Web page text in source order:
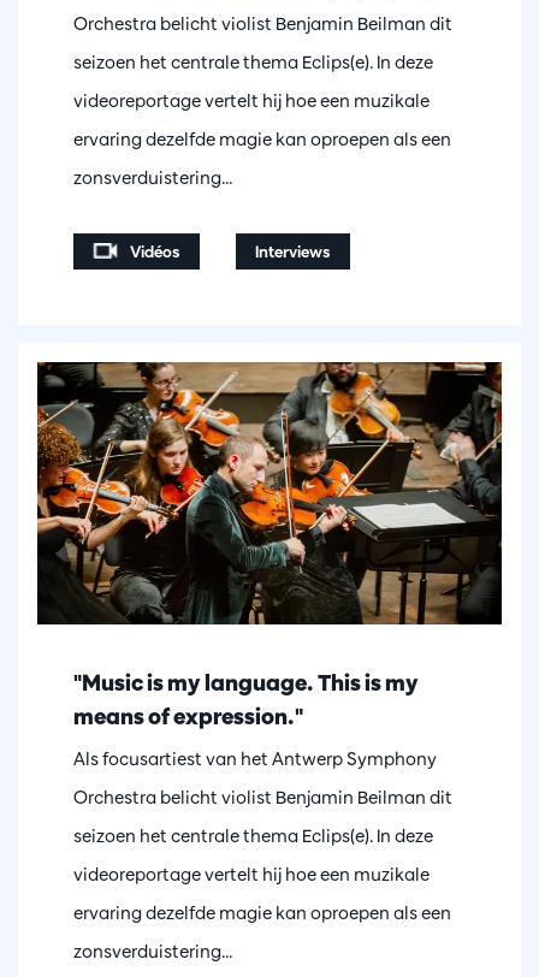
Orchestra belicht violist Benjamin Beilman dit
seizoen het centrale thema Eclips(e). In deze
videoreportage vertelt hij hoe een muzikale
ervaring dezelfde magie kan oproepen als een
zonsverduistering...
Vidéos Interviews
"Music is my language. This is my
means of expression."
Als focusartiest van het Antwerp Symphony
Orchestra belicht violist Benjamin Beilman dit
seizoen het centrale thema Eclips(e). In deze
videoreportage vertelt hij hoe een muzikale
ervaring dezelfde magie kan oproepen als een
zonsverduistering...